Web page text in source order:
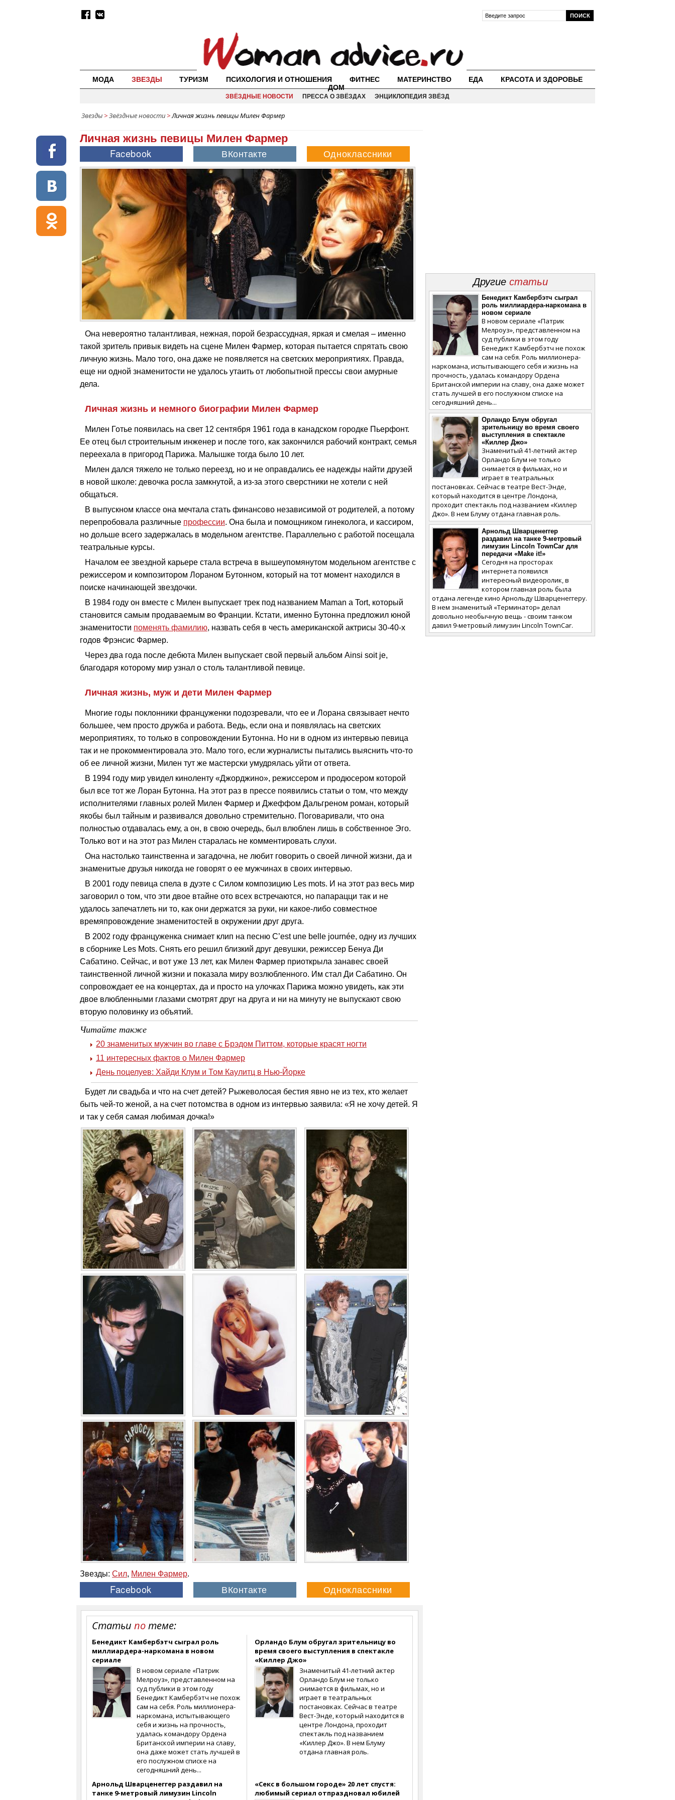
МОДА ЗВЕЗДЫ ТУРИЗМ ПСИХОЛОГИЯ И ОТНОШЕНИЯ ФИТНЕС МАТЕРИНСТВО ЕДА
КРАСОТА И ЗДОРОВЬЕ
ДОМ
ЗВЁЗДНЫЕ НОВОСТИ ПРЕССА О ЗВЁЗДАХ ЭНЦИКЛОПЕДИЯ ЗВЁЗД
Звезды >Звёздные новости >Личная жизнь певицы Милен Фармер
Личная жизнь певицы Милен Фармер
Она невероятно талантливая, нежная, порой безрассудная, яркая и смелая – именно
такой зритель привык видеть на сцене Милен Фармер, которая пытается спрятать свою
личную жизнь. Мало того, она даже не появляется на светских мероприятиях. Правда,
еще ни одной знаменитости не удалось утаить от любопытной прессы свои амурные
дела.
Личная жизнь и немного биографии Милен Фармер
Милен Готье появилась на свет 12 сентября 1961 года в канадском городке Пьерфонт.
Ее отец был строительным инженер и после того, как закончился рабочий контракт, семья
переехала в пригород Парижа. Малышке тогда было 10 лет.
Милен дался тяжело не только переезд, но и не оправдались ее надежды найти друзей
в новой школе: девочка росла замкнутой, а из-за этого сверстники не хотели с ней
общаться.
В выпускном классе она мечтала стать финансово независимой от родителей, а потому
перепробовала различные профессии. Она была и помощником гинеколога, и кассиром,
но дольше всего задержалась в модельном агентстве. Параллельно с работой посещала
театральные курсы.
Началом ее звездной карьере стала встреча в вышеупомянутом модельном агентстве с
режиссером и композитором Лораном Бутонном, который на тот момент находился в
поиске начинающей звездочки.
В 1984 году он вместе с Милен выпускает трек под названием Maman a Tort, который
становится самым продаваемым во Франции. Кстати, именно Бутонна предложил юной
знаменитости поменять фамилию, назвать себя в честь американской актрисы 30-40-х
годов Фрэнсис Фармер.
Через два года после дебюта Милен выпускает свой первый альбом Ainsi soit je,
благодаря которому мир узнал о столь талантливой певице.
Личная жизнь, муж и дети Милен Фармер
Многие годы поклонники француженки подозревали, что ее и Лорана связывает нечто
большее, чем просто дружба и работа. Ведь, если она и появлялась на светских
мероприятиях, то только в сопровождении Бутонна. Но ни в одном из интервью певица
так и не прокомментировала это. Мало того, если журналисты пытались выяснить что-то
об ее личной жизни, Милен тут же мастерски умудрялась уйти от ответа.
В 1994 году мир увидел киноленту «Джорджино», режиссером и продюсером которой
был все тот же Лоран Бутонна. На этот раз в прессе появились статьи о том, что между
исполнителями главных ролей Милен Фармер и Джеффом Дальгреном роман, который
якобы был тайным и развивался довольно стремительно. Поговаривали, что она
полностью отдавалась ему, а он, в свою очередь, был влюблен лишь в собственное Эго.
Только вот и на этот раз Милен старалась не комментировать слухи.
Она настолько таинственна и загадочна, не любит говорить о своей личной жизни, да и
знаменитые друзья никогда не говорят о ее мужчинах в своих интервью.
В 2001 году певица спела в дуэте с Силом композицию Les mots. И на этот раз весь мир
заговорил о том, что эти двое втайне ото всех встречаются, но папарацци так и не
удалось запечатлеть ни то, как они держатся за руки, ни какое-либо совместное
времяпровождение знаменитостей в окружении друг друга.
В 2002 году француженка снимает клип на песню C’est une belle journée, одну из лучших
в сборнике Les Mots. Снять его решил близкий друг девушки, режиссер Бенуа Ди
Сабатино. Сейчас, и вот уже 13 лет, как Милен Фармер приоткрыла занавес своей
таинственной личной жизни и показала миру возлюбленного. Им стал Ди Сабатино. Он
сопровождает ее на концертах, да и просто на улочках Парижа можно увидеть, как эти
двое влюбленными глазами смотрят друг на друга и ни на минуту не выпускают свою
вторую половинку из объятий.
Читайте также
20 знаменитых мужчин во главе с Брэдом Питтом, которые красят ногти
11 интересных фактов о Милен Фармер
День поцелуев: Хайди Клум и Том Каулитц в Нью-Йорке
Будет ли свадьба и что на счет детей? Рыжеволосая бестия явно не из тех, кто желает
быть чей-то женой, а на счет потомства в одном из интервью заявила: «Я не хочу детей. Я
и так у себя самая любимая дочка!»
Звезды: Сил, Милен Фармер.
Статьи потеме:
Бенедикт Камбербэтч сыграл роль
миллиардера-наркомана в новом
сериале
В новом сериале «Патрик
Мелроуз», представленном на
суд публики в этом году
Бенедикт Камбербэтч не похож
сам на себя. Роль миллионера-
наркомана, испытывающего
себя и жизнь на прочность,
удалась командору Ордена
Британской империи на славу,
она даже может стать лучшей в
его послужном списке на
сегодняшний день...
Орландо Блум обругал зрительницу во
время своего выступления в спектакле
«Киллер Джо»
Знаменитый 41-летний актер
Орландо Блум не только
снимается в фильмах, но и
играет в театральных
постановках. Сейчас в театре
Вест-Энде, который находится в
центре Лондона, проходит
спектакль под названием
«Киллер Джо». В нем Блуму
отдана главная роль.
Арнольд Шварценеггер раздавил на
танке 9-метровый лимузин Lincoln
«Секс в большом городе» 20 лет спустя:
любимый сериал отпраздновал юбилей
Другие статьи
Бенедикт Камбербэтч сыграл
роль миллиардера-наркомана в
новом сериале
В новом сериале «Патрик
Мелроуз», представленном на
суд публики в этом году
Бенедикт Камбербэтч не похож
сам на себя. Роль миллионера-
наркомана, испытывающего себя и жизнь на
прочность, удалась командору Ордена
Британской империи на славу, она даже может
стать лучшей в его послужном списке на
сегодняшний день...
Орландо Блум обругал
зрительницу во время своего
выступления в спектакле
«Киллер Джо»
Знаменитый 41-летний актер
Орландо Блум не только
снимается в фильмах, но и
играет в театральных
постановках. Сейчас в театре Вест-Энде,
который находится в центре Лондона,
проходит спектакль под названием «Киллер
Джо». В нем Блуму отдана главная роль.
Арнольд Шварценеггер
раздавил на танке 9-метровый
лимузин Lincoln TownCar для
передачи «Make it!»
Сегодня на просторах
интернета появился
интересный видеоролик, в
котором главная роль была
отдана легенде кино Арнольду Шварценеггеру.
В нем знаменитый «Терминатор» делал
довольно необычную вещь - своим танком
давил 9-метровый лимузин Lincoln TownCar.